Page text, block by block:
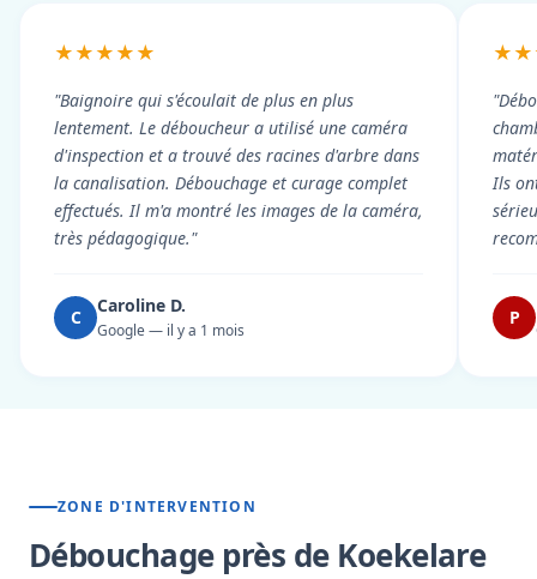
★★★★★
"Baignoire qui s'écoulait de plus en plus
lentement. Le déboucheur a utilisé une caméra
d'inspection et a trouvé des racines d'arbre dans
la canalisation. Débouchage et curage complet
effectués. Il m'a montré les images de la caméra,
très pédagogique."
C
Caroline D.
Google — il y a 1 mois
Ils
P
ZONE D'INTERVENTION
Débouchage près de Koekelare